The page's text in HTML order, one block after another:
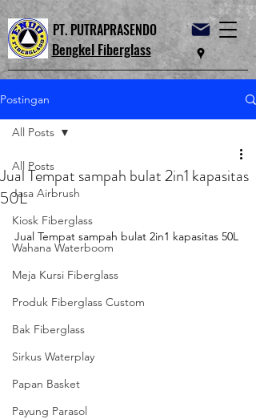
PT. PUTRAPRASENDO
Bengkel Fiberglass
Postingan
All Posts
Jasa Airbrush
Kiosk Fiberglass
Wahana Waterboom
Meja Kursi Fiberglass
Produk Fiberglass Custom
Bak Fiberglass
Sirkus Waterplay
Papan Basket
Payung Parasol
All Posts
Jual Tempat sampah bulat 2in1 kapasitas
50L
Jual Tempat sampah bulat 2in1 kapasitas 50L